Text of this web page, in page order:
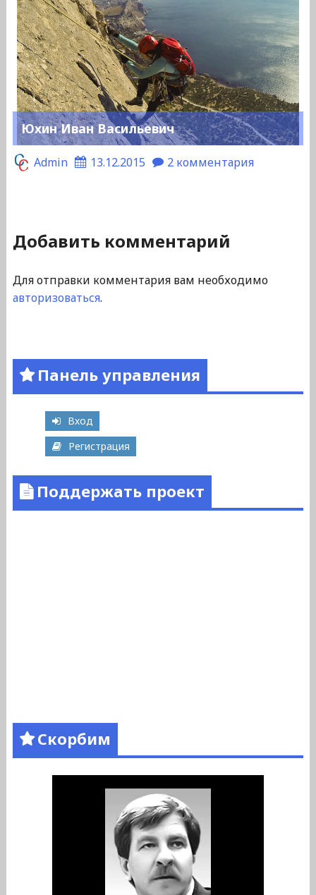
Юхин Иван Васильевич
Admin 13.12.2015 2 комментария
Добавить комментарий
Для отправки комментария вам необходимо
авторизоваться.
Панель управления
Вход
Регистрация
Поддержать проект
Скорбим